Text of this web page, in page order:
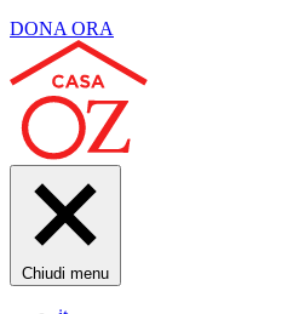
DONA ORA
Chiudi menu